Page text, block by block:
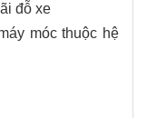
đỗ xe
móc thuộc hệ